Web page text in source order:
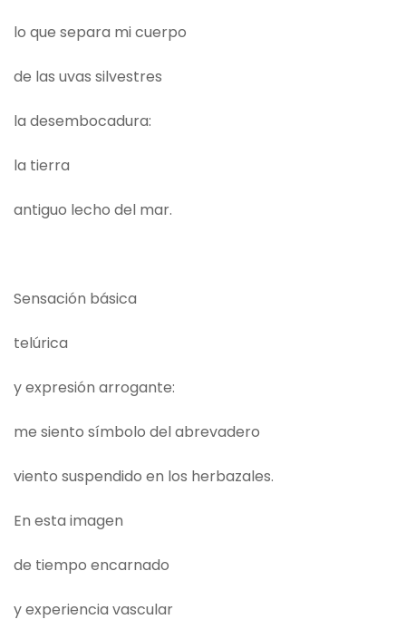
lo que separa mi cuerpo
de las uvas silvestres
la desembocadura:
la tierra
antiguo lecho del mar.
Sensación básica
telúrica
y expresión arrogante:
me siento símbolo del abrevadero
viento suspendido en los herbazales.
En esta imagen
de tiempo encarnado
y experiencia vascular